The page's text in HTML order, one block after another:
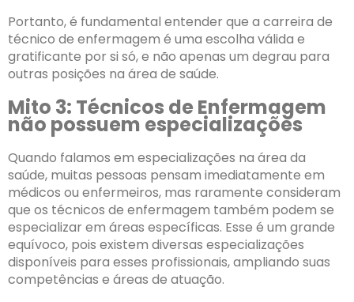
Portanto, é fundamental entender que a carreira de
técnico de enfermagem é uma escolha válida e
gratificante por si só, e não apenas um degrau para
outras posições na área de saúde.
Mito 3: Técnicos de Enfermagem
não possuem especializações
Quando falamos em especializações na área da
saúde, muitas pessoas pensam imediatamente em
médicos ou enfermeiros, mas raramente consideram
que os técnicos de enfermagem também podem se
especializar em áreas específicas. Esse é um grande
equívoco, pois existem diversas especializações
disponíveis para esses profissionais, ampliando suas
competências e áreas de atuação.